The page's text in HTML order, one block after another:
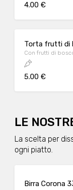
4.00 €
Torta frutti di
Con frutti di
5.00 €
LE
La scelta per
ogni piatto.
Birra Corona